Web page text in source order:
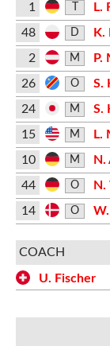
1
L.
48
D
K.
2
M P.
26 O S.
24 M
S.
15
M L.
10 M N.
44 O
14
O
COACH
U. Fischer